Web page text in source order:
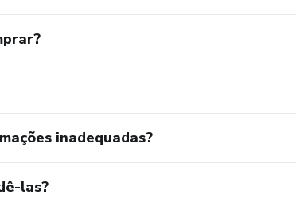
inadequadas?
las?